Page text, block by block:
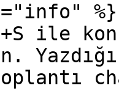
%}
ile